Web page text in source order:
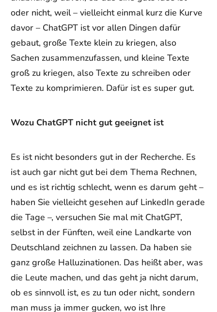
oder nicht, weil – vielleicht einmal kurz die Kurve
davor – ChatGPT ist vor allen Dingen dafür
gebaut, große Texte klein zu kriegen, also
Sachen zusammenzufassen, und kleine Texte
groß zu kriegen, also Texte zu schreiben oder
Texte zu komprimieren. Dafür ist es super gut.
Wozu ChatGPT nicht gut geeignet ist
Es ist nicht besonders gut in der Recherche. Es
ist auch gar nicht gut bei dem Thema Rechnen,
und es ist richtig schlecht, wenn es darum geht –
haben Sie vielleicht gesehen auf LinkedIn gerade
die Tage –, versuchen Sie mal mit ChatGPT,
selbst in der Fünften, weil eine Landkarte von
Deutschland zeichnen zu lassen. Da haben sie
ganz große Halluzinationen. Das heißt aber, was
die Leute machen, und das geht ja nicht darum,
ob es sinnvoll ist, es zu tun oder nicht, sondern
man muss ja immer gucken, wo ist Ihre